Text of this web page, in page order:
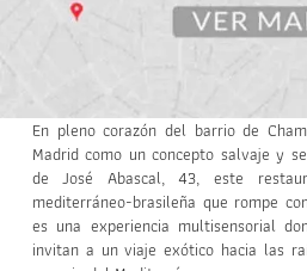
En pleno corazón del barrio de
Madrid como un concepto salvaje y
de José Abascal, 43, este
mediterráneo-brasileña que rompe
es una experiencia multisensorial
invitan a un viaje exótico hacia las